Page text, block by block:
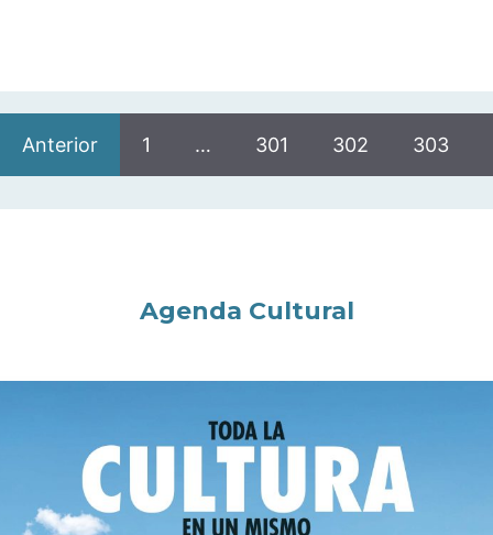
Anterior 1 … 301 302 303
Agenda Cultural